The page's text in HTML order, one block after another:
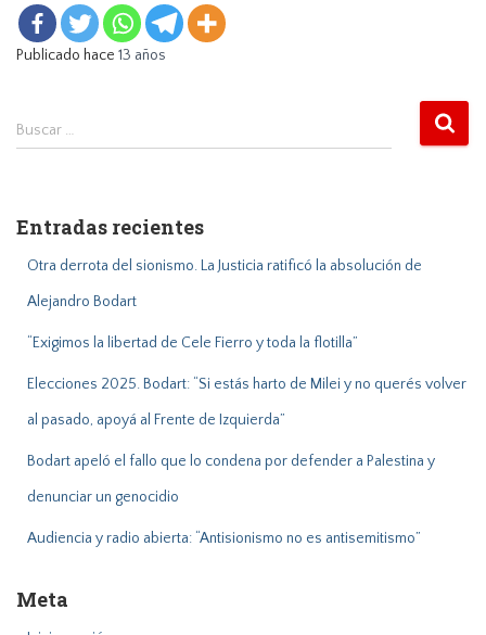
Publicado hace 13 años
B
r
Buscar …
Entradas recientes
Otra derrota del sionismo. La Justicia ratificó la absolución de
Alejandro Bodart
“Exigimos la libertad de Cele Fierro y toda la flotilla”
Elecciones 2025. Bodart: “Si estás harto de Milei y no querés volver
al pasado, apoyá al Frente de Izquierda”
Bodart apeló el fallo que lo condena por defender a Palestina y
denunciar un genocidio
Audiencia y radio abierta: “Antisionismo no es antisemitismo”
Meta